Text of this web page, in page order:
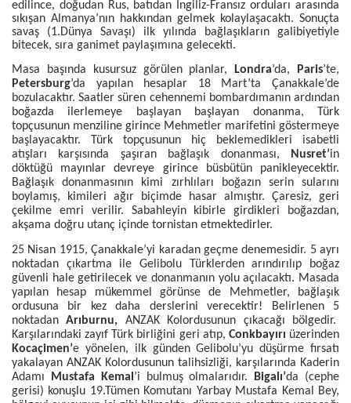
edilince, doğudan Rus, batıdan İngiliz-Fransız orduları arasında
sıkışan Almanya’nın hakkından gelmek kolaylaşacaktı. Sonuçta
savaş (1.Dünya Savaşı) ilk yılında bağlaşıkların galibiyetiyle
bitecek, sıra ganimet paylaşımına gelecekti.
Masa başında kusursuz görülen planlar,Londra’da, Paris’te,
Petersburg’da yapılan hesaplar 18 Mart’ta Çanakkale’de
bozulacaktır. Saatler süren cehennemi bombardımanın ardından
boğazda ilerlemeye başlayan başlayan donanma, Türk
topçusunun menziline girince Mehmetler marifetini göstermeye
başlayacaktır. Türk topçusunun hiç beklemedikleri isabetli
atışları karşısında şaşıran bağlaşık donanması, Nusret’in
döktüğü mayınlar devreye girince büsbütün panikleyecektir.
Bağlaşık donanmasının kimi zırhlıları boğazın serin sularını
boylamış, kimileri ağır biçimde hasar almıştır. Çaresiz, geri
çekilme emri verilir. Sabahleyin kibirle girdikleri boğazdan,
akşama doğru utanç içinde tornistan etmektedirler.
25 Nisan 1915, Çanakkale’yi karadan geçme denemesidir. 5 ayrı
noktadan çıkartma ile Gelibolu Türklerden arındırılıp boğaz
güvenli hale getirilecek ve donanmanın yolu açılacaktı. Masada
yapılan hesap mükemmel görünse de Mehmetler, bağlaşık
ordusuna bir kez daha derslerini verecektir! Belirlenen 5
noktadanArıburnu, ANZAK Kolordusunun çıkacağı bölgedir.
Karşılarındaki zayıf Türk birliğini geri atıp, Conkbayırı üzerinden
Kocaçimen’e yönelen, ilk günden Gelibolu’yu düşürme fırsatı
yakalayan ANZAK Kolordusunun talihsizliği, karşılarında Kaderin
Adamı
Mustafa Kemal ’i bulmuş olmalarıdır. Bigalı’da (cephe
gerisi) konuşlu 19.Tümen Komutanı Yarbay Mustafa Kemal Bey,